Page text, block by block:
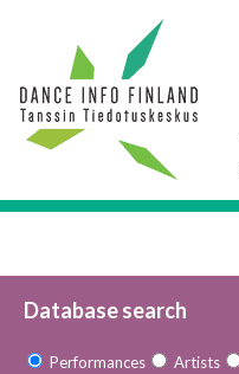
Database search
Performances Artists